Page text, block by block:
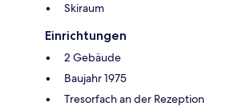
Skiraum
Einrichtungen
2 Gebäude
Baujahr 1975
Tresorfach an der Rezeption